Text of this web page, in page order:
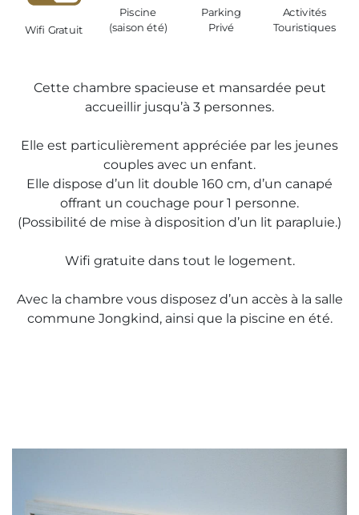
Wifi Gratuit
Piscine
(saison été)
Parking
Privé
Activités
Touristiques
Cette chambre spacieuse et mansardée peut
accueillir jusqu’à 3 personnes.
Elle est particulièrement appréciée par les jeunes
couples avec un enfant.
Elle dispose d’un lit double 160 cm, d’un canapé
offrant un couchage pour 1 personne.
(Possibilité de mise à disposition d’un lit parapluie.)
Wifi gratuite dans tout le logement.
Avec la chambre vous disposez d’un accès à la salle
commune Jongkind, ainsi que la piscine en été.